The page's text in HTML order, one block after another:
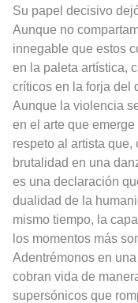
Su papel decisivo
Aunque no
innegable que estos
en la paleta artística,
críticos en la forja del
Aunque la violencia
en el arte que
respeto al artista que,
brutalidad en una
es una declaración
dualidad de la
mismo tiempo, la
los momentos más
Adentrémonos en
cobran vida de
supersónicos que